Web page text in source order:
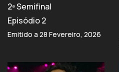
2ª Semifinal
Episódio 2
Emitido a 28 Fevereiro, 2026